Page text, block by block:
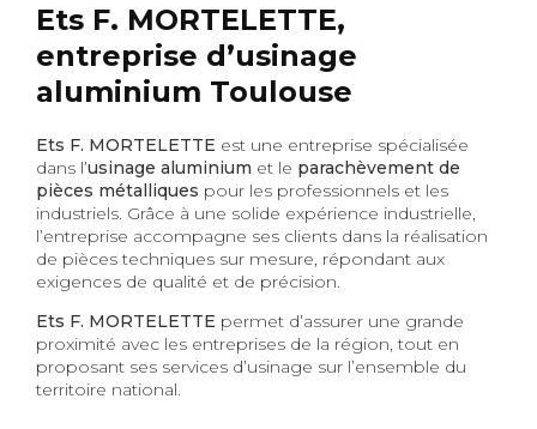
Ets F. MORTELETTE,
entreprise d’usinage
aluminium Toulouse
Ets F. MORTELETTE est une entreprise spécialisée
dans l’usinage aluminium et le parachèvement de
pièces métalliques pour les professionnels et les
industriels. Grâce à une solide expérience industrielle,
l’entreprise accompagne ses clients dans la réalisation
de pièces techniques sur mesure, répondant aux
exigences de qualité et de précision.
Ets F. MORTELETTE permet d’assurer une grande
proximité avec les entreprises de la région, tout en
proposant ses services d’usinage sur l’ensemble du
territoire national.